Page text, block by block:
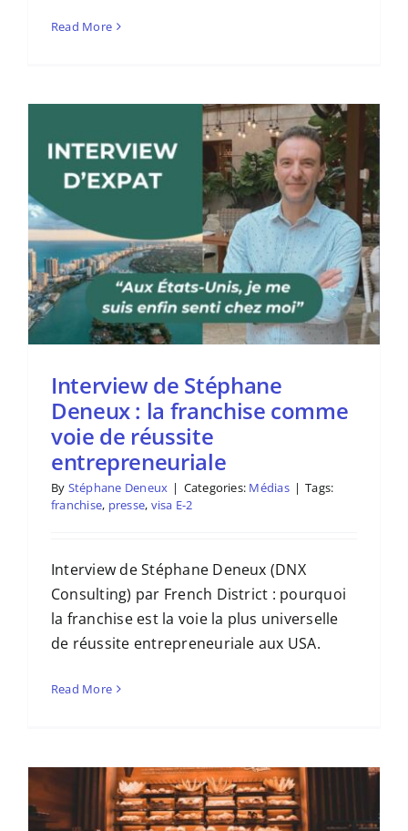
Read More
Interview de Stéphane
Deneux : la franchise comme
voie de réussite
entrepreneuriale
By Stéphane Deneux | Categories: Médias | Tags:
franchise, presse, visa E-2
Interview de Stéphane Deneux (DNX
Consulting) par French District : pourquoi
la franchise est la voie la plus universelle
de réussite entrepreneuriale aux USA.
Read More